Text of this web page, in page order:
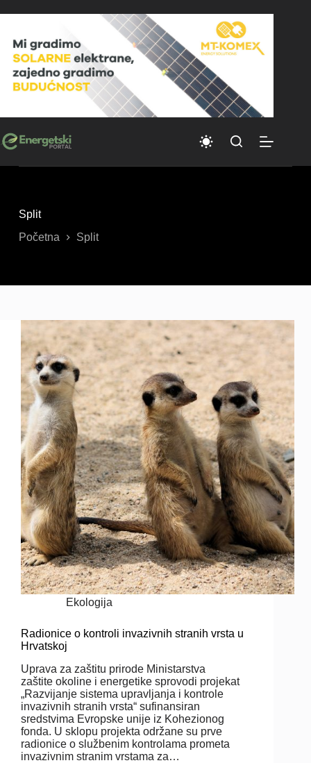
to
Split
Početna
Split
Ekologija
Radionice o kontroli invazivnih stranih vrsta u
Hrvatskoj
Uprava za zaštitu prirode Ministarstva
zaštite okoline i energetike sprovodi projekat
„Razvijanje sistema upravljanja i kontrole
invazivnih stranih vrsta“ sufinansiran
sredstvima Evropske unije iz Kohezionog
fonda. U sklopu projekta održane su prve
radionice o službenim kontrolama prometa
invazivnim stranim vrstama za…